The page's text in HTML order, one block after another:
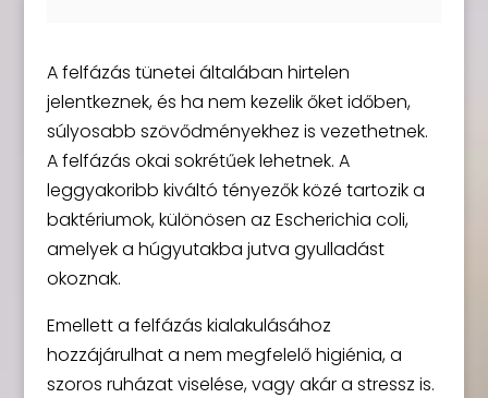
A felfázás tünetei általában hirtelen
jelentkeznek, és ha nem kezelik őket időben,
súlyosabb szövődményekhez is vezethetnek.
A felfázás okai sokrétűek lehetnek. A
leggyakoribb kiváltó tényezők közé tartozik a
baktériumok, különösen az Escherichia coli,
amelyek a húgyutakba jutva gyulladást
okoznak.
Emellett a felfázás kialakulásához
hozzájárulhat a nem megfelelő higiénia, a
szoros ruházat viselése, vagy akár a stressz is.